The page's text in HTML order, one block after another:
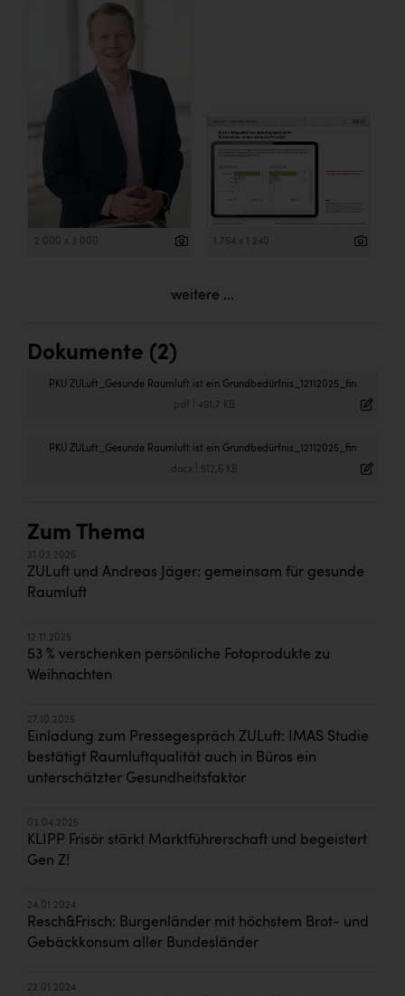
2 000 x 3 000 1 754 x 1 240
weitere ...
Dokumente (2)
PKU ZULuft_Gesunde Raumluft ist ein Grundbedürfnis_12112025_fin
.pdf 491,7 KB
PKU ZULuft_Gesunde Raumluft ist ein Grundbedürfnis_12112025_fin
.docx| 512,6 KB
Zum Thema
31.03.2026
ZULuft und Andreas Jäger: gemeinsam für gesunde
Raumluft
12.11.2025
53 % verschenken persönliche Fotoprodukte zu
Weihnachten
27.10.2025
Einladung zum Pressegespräch ZULuft: IMAS Studie
bestätigt Raumluftqualität auch in Büros ein
unterschätzter Gesundheitsfaktor
03.04.2025
KLIPP Frisör stärkt Marktführerschaft und begeistert
Gen Z!
24.01.2024
Resch&Frisch: Burgenländer mit höchstem Brot- und
Gebäckkonsum aller Bundesländer
22.01.2024